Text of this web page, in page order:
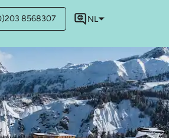
8568307 NL